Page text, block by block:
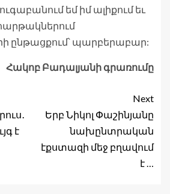
եմ իմ ալիքում եւ
ընթացքում՝ պարբերաբար:
Հակոբ Բադալյանի գրառումը
է
Next
Երբ Նիկոլ Փաշինյանը
նախընտրական
էքստազի մեջ բղավում
է …